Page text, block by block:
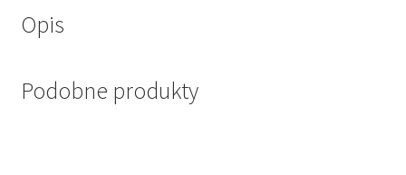
Opis
Podobne produkty